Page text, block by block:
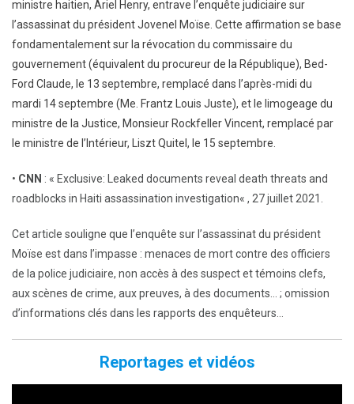
ministre haitien, Ariel Henry, entrave l’enquête judiciaire sur
l’assassinat du président Jovenel Moïse. Cette affirmation se base
fondamentalement sur la révocation du commissaire du
gouvernement (équivalent du procureur de la République), Bed-
Ford Claude, le 13 septembre, remplacé dans l’après-midi du
mardi 14 septembre (Me. Frantz Louis Juste), et le limogeage du
ministre de la Justice, Monsieur Rockfeller Vincent, remplacé par
le ministre de l’Intérieur, Liszt Quitel, le 15 septembre.
• CNN : « Exclusive: Leaked documents reveal death threats and
roadblocks in Haiti assassination investigation« , 27 juillet 2021.
Cet article souligne que l’enquête sur l’assassinat du président
Moïse est dans l’impasse : menaces de mort contre des officiers
de la police judiciaire, non accès à des suspect et témoins clefs,
aux scènes de crime, aux preuves, à des documents… ; omission
d’informations clés dans les rapports des enquêteurs…
Reportages et vidéos